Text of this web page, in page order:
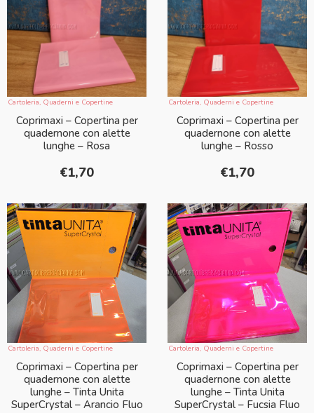
Cartoleria, Quaderni e Copertine
Coprimaxi – Copertina per
quadernone con alette
lunghe – Rosa
€1,70
Cartoleria, Quaderni e Copertine
Coprimaxi – Copertina per
quadernone con alette
lunghe – Rosso
€1,70
Cartoleria, Quaderni e Copertine
Coprimaxi – Copertina per
quadernone con alette
lunghe – Tinta Unita
SuperCrystal – Arancio Fluo
Cartoleria, Quaderni e Copertine
Coprimaxi – Copertina per
quadernone con alette
lunghe – Tinta Unita
SuperCrystal – Fucsia Fluo